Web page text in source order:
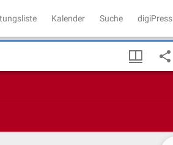
Kalender Suche digiPress